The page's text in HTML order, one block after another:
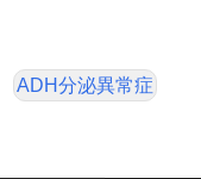
ADH分泌異常症